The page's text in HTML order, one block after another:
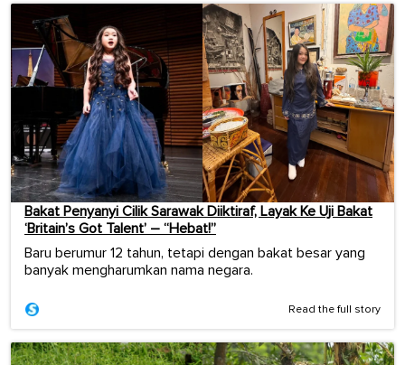
Bakat Penyanyi Cilik Sarawak Diiktiraf, Layak Ke Uji Bakat
‘Britain’s Got Talent’ – “Hebat!”
Baru berumur 12 tahun, tetapi dengan bakat besar yang
banyak mengharumkan nama negara.
Read the full story